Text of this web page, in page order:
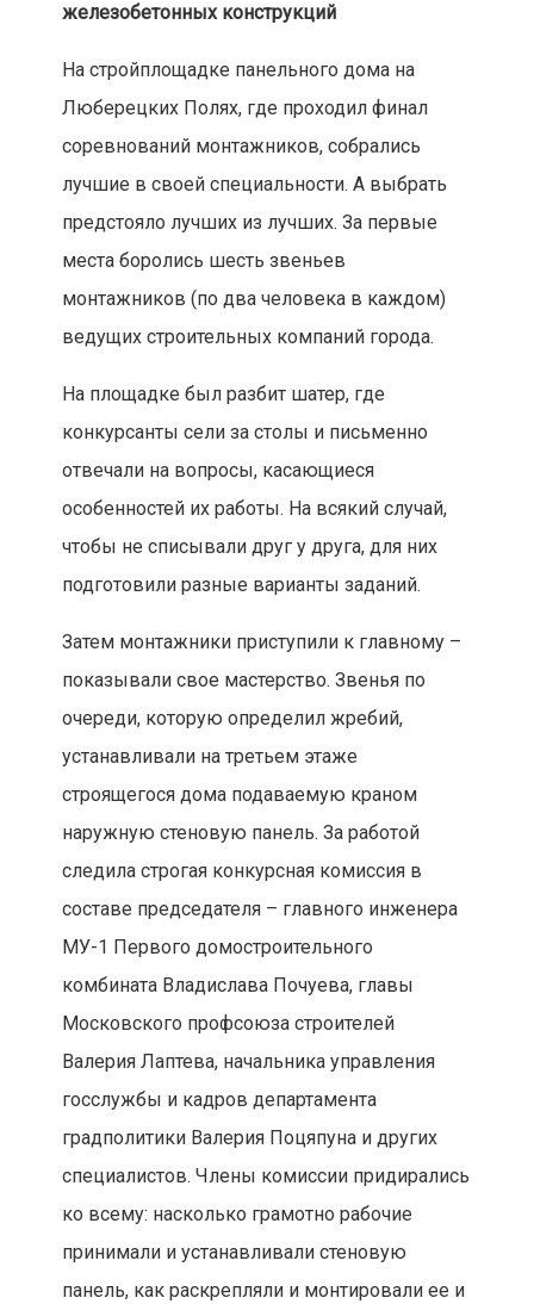
железобетонных конструкций
На стройплощадке панельного дома на
Люберецких Полях, где проходил финал
соревнований монтажников, собрались
лучшие в своей специальности. А выбрать
предстояло лучших из лучших. За первые
места боролись шесть звеньев
монтажников (по два человека в каждом)
ведущих строительных компаний города.
На площадке был разбит шатер, где
конкурсанты сели за столы и письменно
отвечали на вопросы, касающиеся
особенностей их работы. На всякий случай,
чтобы не списывали друг у друга, для них
подготовили разные варианты заданий.
Затем монтажники приступили к главному –
показывали свое мастерство. Звенья по
очереди, которую определил жребий,
устанавливали на третьем этаже
строящегося дома подаваемую краном
наружную стеновую панель. За работой
следила строгая конкурсная комиссия в
составе председателя – главного инженера
МУ-1 Первого домостроительного
комбината Владислава Почуева, главы
Московского профсоюза строителей
Валерия Лаптева, начальника управления
госслужбы и кадров департамента
градполитики Валерия Поцяпуна и других
специалистов. Члены комиссии придирались
ко всему: насколько грамотно рабочие
принимали и устанавливали стеновую
панель, как раскрепляли и монтировали ее и